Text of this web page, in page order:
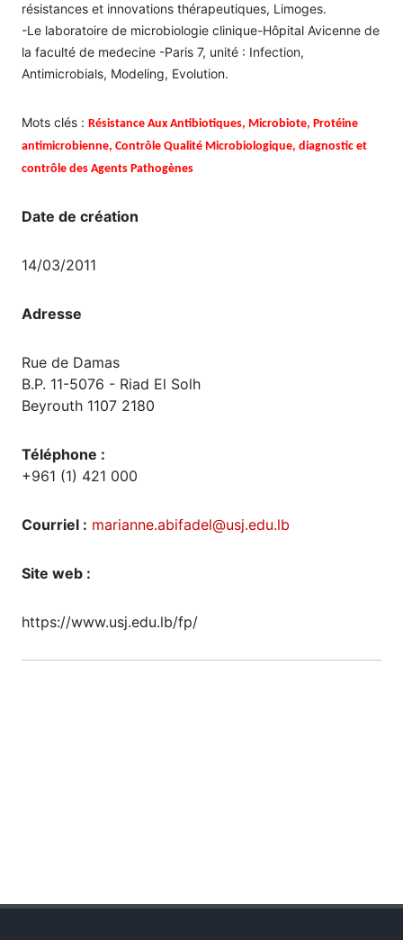
résistances et innovations thérapeutiques, Limoges.
-Le laboratoire de microbiologie clinique-Hôpital Avicenne de
la faculté de medecine -Paris 7, unité : Infection,
Antimicrobials, Modeling, Evolution.
Mots clés : Résistance Aux Antibiotiques, Microbiote, Protéine
antimicrobienne, Contrôle Qualité Microbiologique, diagnostic et
contrôle des Agents Pathogènes
Date de création
14/03/2011
Adresse
Rue de Damas
B.P. 11-5076 - Riad El Solh
Beyrouth 1107 2180
Téléphone :
+961 (1) 421 000
Courriel : marianne.abifadel@usj.edu.lb
Site web :
https://www.usj.edu.lb/fp/